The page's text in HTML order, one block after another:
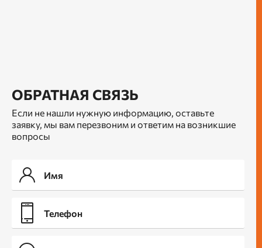
ОБРАТНАЯ СВЯЗЬ
Если не нашли нужную информацию, оставьте
заявку, мы вам перезвоним и ответим на возникшие
вопросы